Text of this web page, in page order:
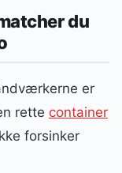
du
er
rette container
forsinker